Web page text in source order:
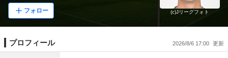
フォロー (c)Jリーグフォト
プロフィール 2026/8/6 17:00